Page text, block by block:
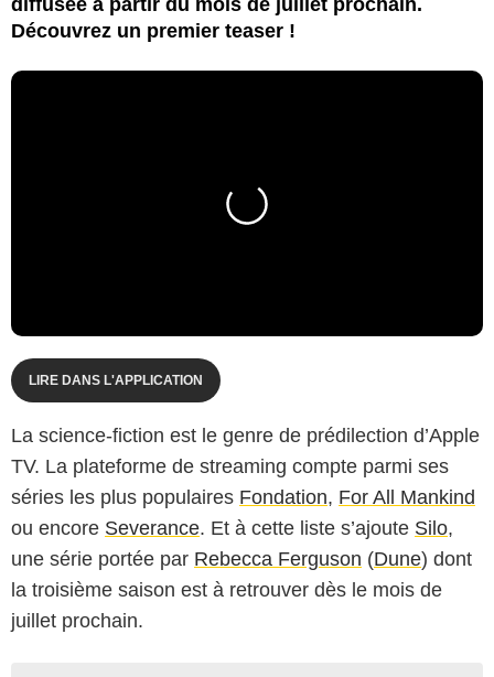
Découvrez un premier teaser !
LIRE DANS L'APPLICATION
La science-fiction est le genre de prédilection d’Apple
TV. La plateforme de streaming compte parmi ses
séries les plus populaires Fondation, For All Mankind
ou encore Severance. Et à cette liste s’ajoute Silo,
une série portée par Rebecca Ferguson (Dune) dont
la troisième saison est à retrouver dès le mois de
juillet prochain.